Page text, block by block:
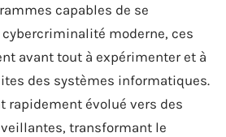
capables de se
cybercriminalité moderne, ces
avant tout à expérimenter et à
des systèmes informatiques.
rapidement évolué vers des
transformant le